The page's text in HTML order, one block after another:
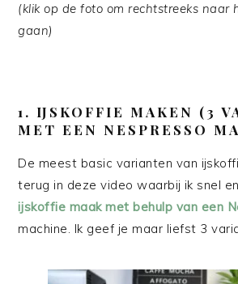
(klik op de foto om rechtstreeks naar
gaan)
1. IJSKOFFIE MAKEN (3
MET EEN NESPRESSO
De meest basic varianten van
terug in deze video waarbij ik snel
ijskoffie maak met behulp van een
machine. Ik geef je maar liefst 3